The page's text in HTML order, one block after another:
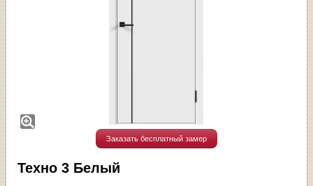
Заказать бесплатный замер
Техно 3 Белый